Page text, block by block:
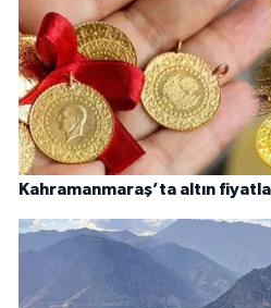
Kahramanmaraş’ta altın